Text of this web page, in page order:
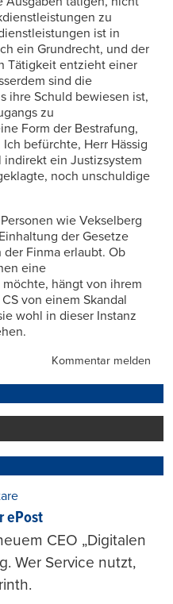
zu
ist in
ein Grundrecht, und der
Tätigkeit entzieht einer
sind die
ihre Schuld bewiesen ist,
zu
Form der Bestrafung,
befürchte, Herr Hässig
ein Justizsystem
noch unschuldige
wie Vekselberg
der Gesetze
Finma erlaubt. Ob
eine
hängt von ihrem
von einem Skandal
wohl in dieser Instanz
Kommentar melden
ePost
CEO „Digitalen
Wer Service nutzt,